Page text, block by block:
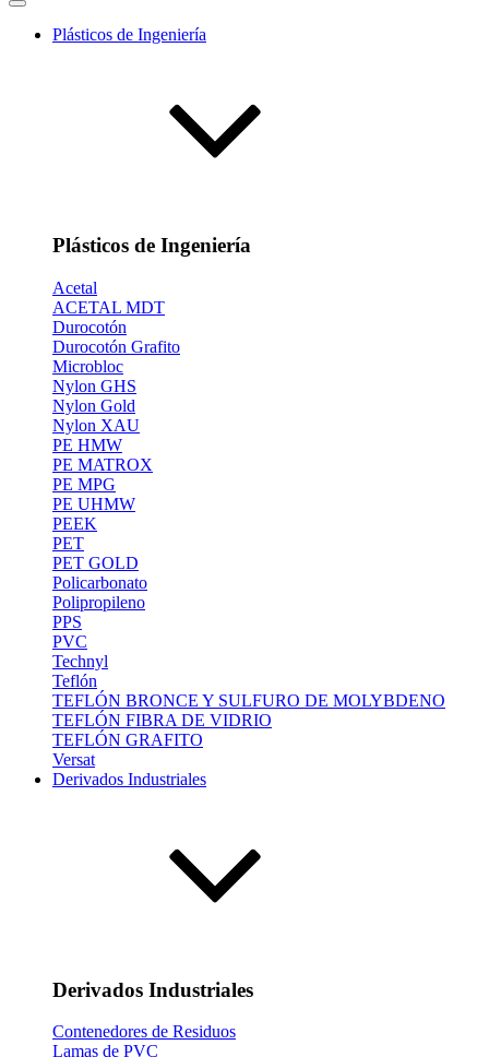
Plásticos de Ingeniería
Plásticos de Ingeniería
Acetal
ACETAL MDT
Durocotón
Durocotón Grafito
Microbloc
Nylon GHS
Nylon Gold
Nylon XAU
PE HMW
PE MATROX
PE MPG
PE UHMW
PEEK
PET
PET GOLD
Policarbonato
Polipropileno
PPS
PVC
Technyl
Teflón
TEFLÓN BRONCE Y SULFURO DE MOLYBDENO
TEFLÓN FIBRA DE VIDRIO
TEFLÓN GRAFITO
Versat
Derivados Industriales
Derivados Industriales
Contenedores de Residuos
Lamas de PVC